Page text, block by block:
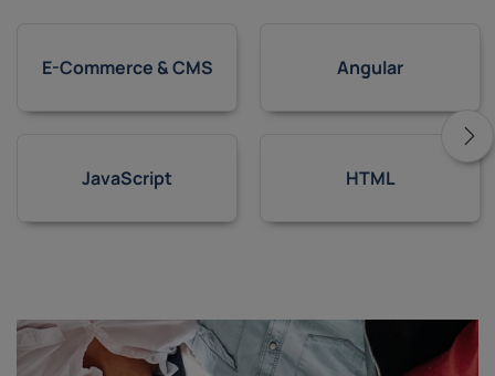
E-Commerce & CMS
JavaScript
Angular
HTML